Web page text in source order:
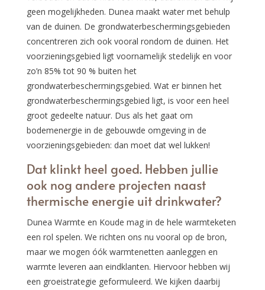
geen mogelijkheden. Dunea maakt water met behulp
van de duinen. De grondwaterbeschermingsgebieden
concentreren zich ook vooral rondom de duinen. Het
voorzieningsgebied ligt voornamelijk stedelijk en voor
zo’n 85% tot 90 % buiten het
grondwaterbeschermingsgebied. Wat er binnen het
grondwaterbeschermingsgebied ligt, is voor een heel
groot gedeelte natuur. Dus als het gaat om
bodemenergie in de gebouwde omgeving in de
voorzieningsgebieden: dan moet dat wel lukken!
Dat klinkt heel goed. Hebben jullie
ook nog andere projecten naast
thermische energie uit drinkwater?
Dunea Warmte en Koude mag in de hele warmteketen
een rol spelen. We richten ons nu vooral op de bron,
maar we mogen óók warmtenetten aanleggen en
warmte leveren aan eindklanten. Hiervoor hebben wij
een groeistrategie geformuleerd. We kijken daarbij